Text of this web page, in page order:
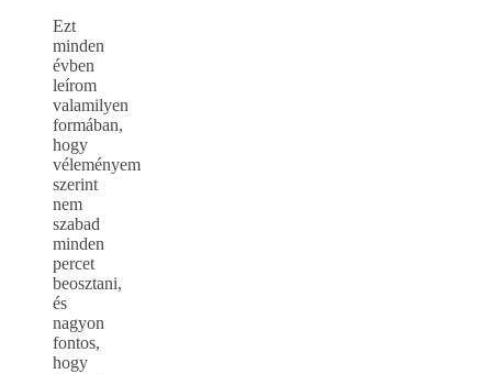
Ezt
minden
évben
leírom
valamilyen
formában,
hogy
véleményem
szerint
nem
szabad
minden
percet
beosztani,
és
nagyon
fontos,
hogy